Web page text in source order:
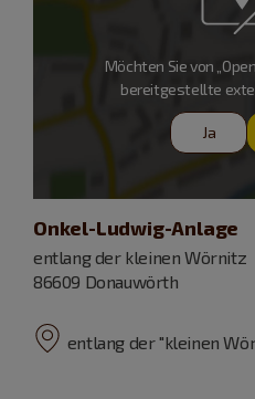
Möchten Sie von
bereitgestellte
Ja
Onkel-Ludwig-Anlage
entlang der kleinen Wörnitz
86609 Donauwörth
entlang der "kleinen